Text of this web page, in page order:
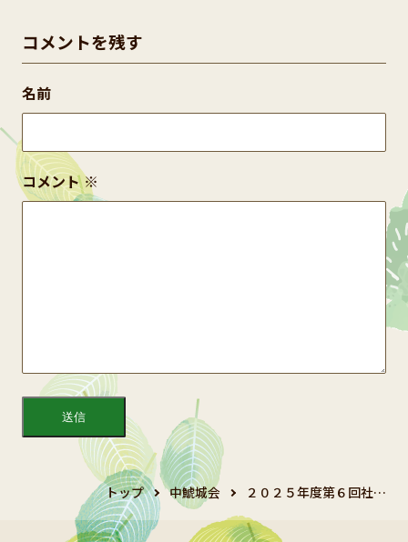
コメントを残す
コメント※
名前
トップ 中鯱城会 ２０２５年度第６回社…